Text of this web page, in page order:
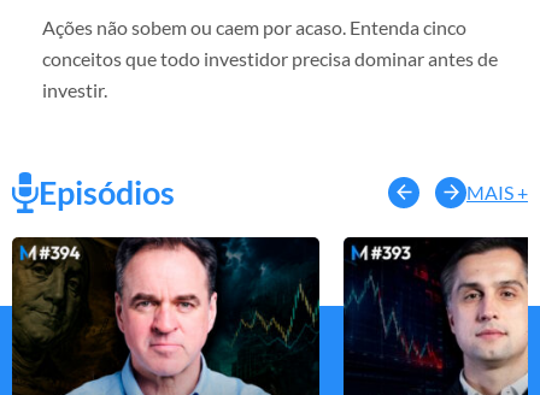
Ações não sobem ou caem por acaso. Entenda cinco
conceitos que todo investidor precisa dominar antes de
investir.
Episódios MAIS +